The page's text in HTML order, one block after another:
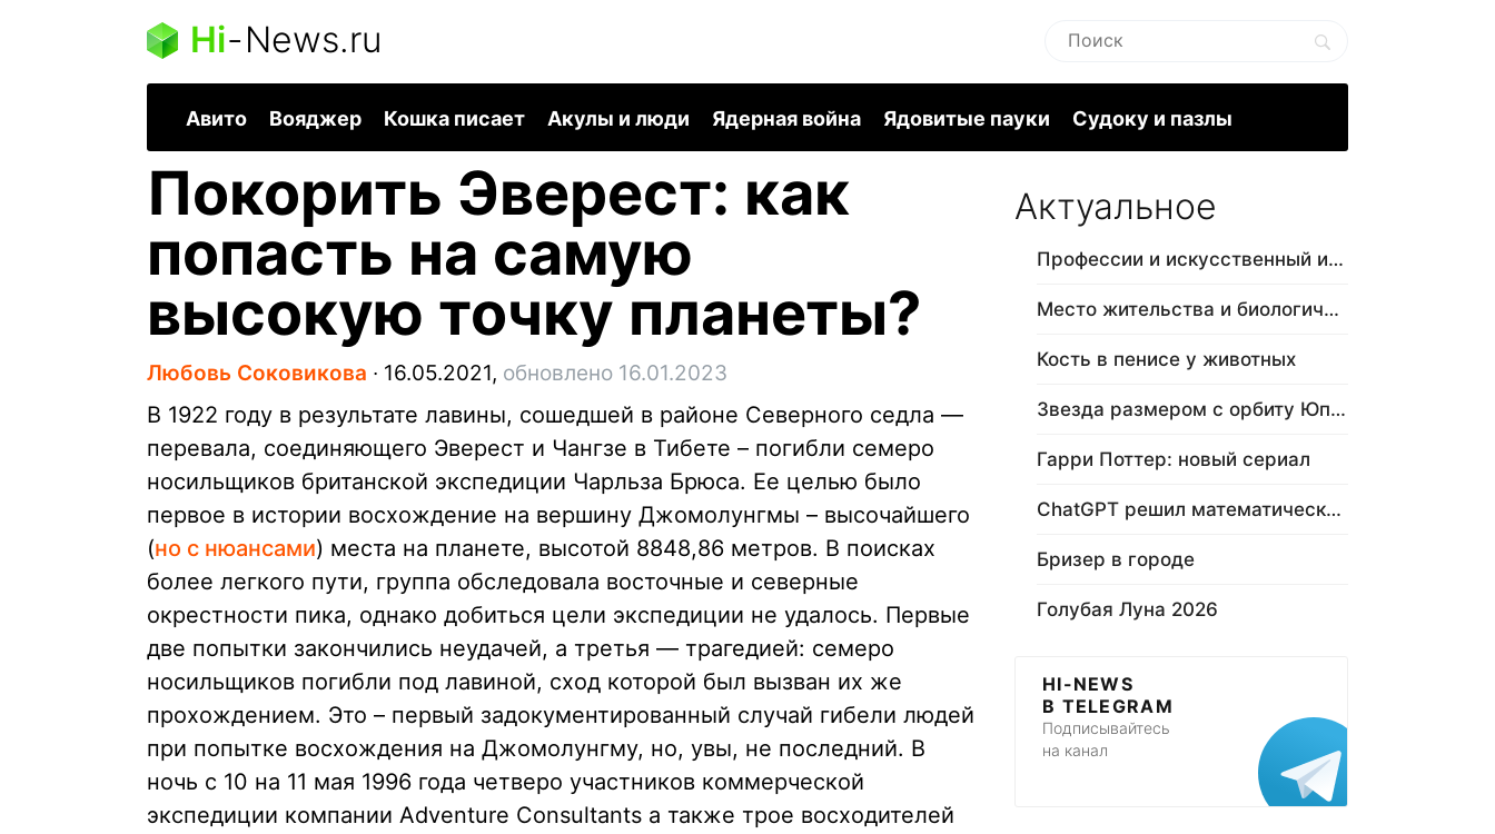
Hi-News.ru
Авито Вояджер Кошка писает Акулы и люди Ядерная война Ядовитые пауки Судоку и пазлы
Покорить Эверест: как
попасть на самую
высокую точку планеты?
Любовь Соковикова ∙ 16.05.2021, обновлено 16.01.2023
В 1922 году в результате лавины, сошедшей в районе Северного седла —
перевала, соединяющего Эверест и Чангзе в Тибете – погибли семеро
носильщиков британской экспедиции Чарльза Брюса. Ее целью было
первое в истории восхождение на вершину Джомолунгмы – высочайшего
(но с нюансами) места на планете, высотой 8848,86 метров. В поисках
более легкого пути, группа обследовала восточные и северные
окрестности пика, однако добиться цели экспедиции не удалось. Первые
две попытки закончились неудачей, а третья — трагедией: семеро
носильщиков погибли под лавиной, сход которой был вызван их же
прохождением. Это – первый задокументированный случай гибели людей
при попытке восхождения на Джомолунгму, но, увы, не последний. В
ночь с 10 на 11 мая 1996 года четверо участников коммерческой
экспедиции компании Adventure Consultants а также трое восходителей
Актуальное
Профессии и искусственный интеллект
Место жительства и биологический в…
Кость в пенисе у животных
Звезда размером с орбиту Юпитера
Гарри Поттер: новый сериал
ChatGPT решил математическую задачу
Бризер в городе
Голубая Луна 2026
HI-NEWS
В TELEGRAM
Подписывайтесь
на канал